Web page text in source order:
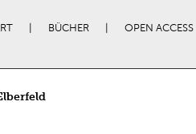
BÜCHER OPEN ACCESS